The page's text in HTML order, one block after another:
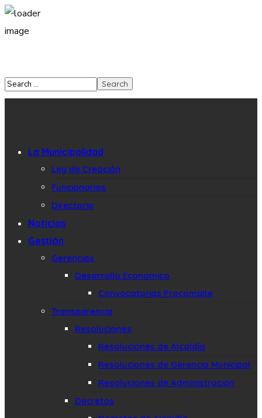
La Municipalidad
Ley de Creación
Funcionarios
Directorio
Noticias
Gestión
Gerencias
Desarrollo Economico
Convocatorias Procompite
Transparencia
Resoluciones
Resoluciones de Alcaldía
Resoluciones de Gerencia Municipal
Resoluciones de Administración
Decretos